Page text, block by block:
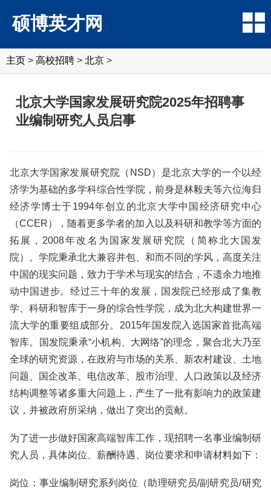
硕博英才网
主页 > 高校招聘 > 北京 >
北京大学国家发展研究院2025年招聘事
业编制研究人员启事
北京大学国家发展研究院（NSD）是北京大学的一个以经
济学为基础的多学科综合性学院，前身是林毅夫等六位海归
经济学博士于1994年创立的北京大学中国经济研究中心
（CCER），随着更多学者的加入以及科研和教学等方面的
拓展，2008年改名为国家发展研究院（简称北大国发
院）。学院秉承北大兼容并包、和而不同的学风，高度关注
中国的现实问题，致力于学术与现实的结合，不遗余力地推
动中国进步。经过三十年的发展，国发院已经形成了集教
学、科研和智库于一身的综合性学院，成为北大构建世界一
流大学的重要组成部分。2015年国发院入选国家首批高端
智库。国发院秉承“小机构、大网络”的理念，聚合北大乃至
全球的研究资源，在政府与市场的关系、新农村建设、土地
问题、国企改革、电信改革、股市治理、人口政策以及经济
结构调整等诸多重大问题上，产生了一批有影响力的政策建
议，并被政府所采纳，做出了突出的贡献。
为了进一步做好国家高端智库工作，现招聘一名事业编制研
究人员，具体岗位、薪酬待遇、岗位要求和申请材料如下：
岗位：事业编制研究系列岗位（助理研究员/副研究员/研究